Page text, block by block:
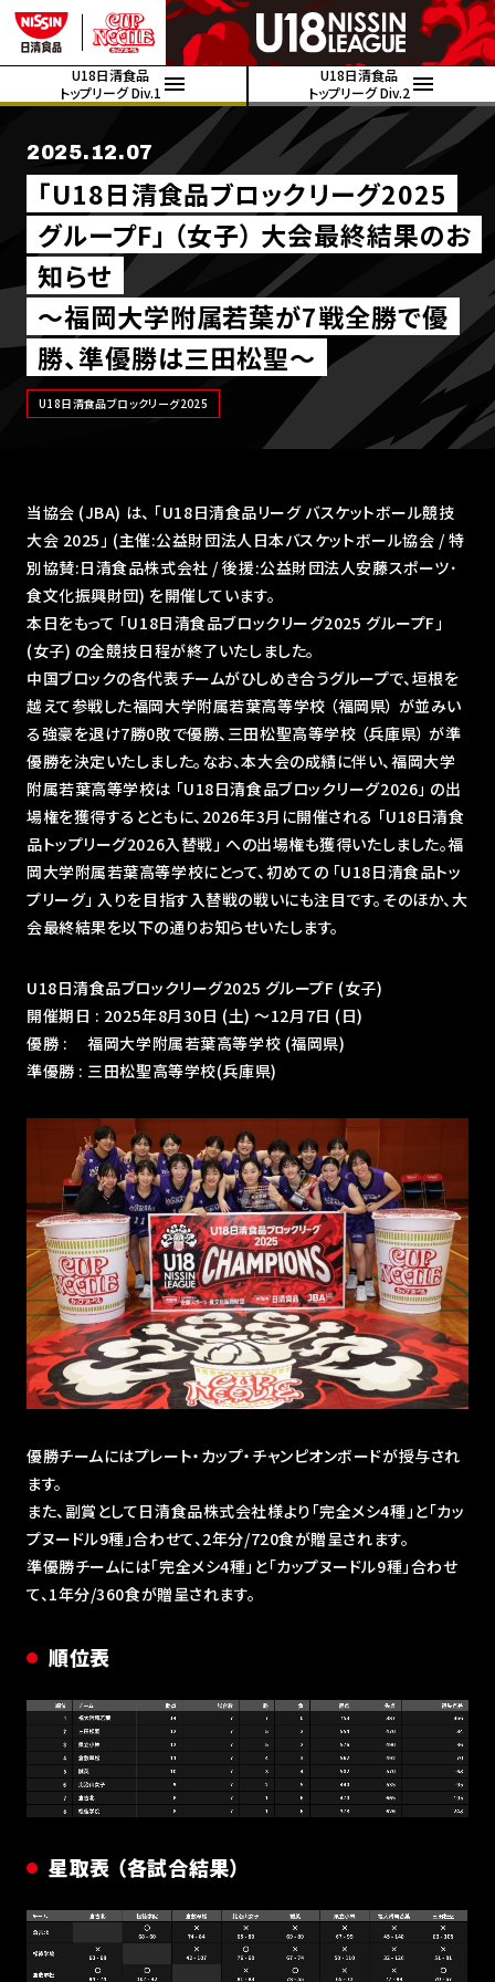
U18日清食品
トップリーグ Div.1
U18日清食品
トップリーグ Div.2
2025.12.07
｢U18日清食品ブロックリーグ2025
グループF｣ （女子） 大会最終結果のお
知らせ
～福岡大学附属若葉が7戦全勝で優
勝、準優勝は三田松聖～
U18日清食品ブロックリーグ2025
当協会 (JBA) は、 ｢U18日清食品リーグ バスケットボール競技
大会 2025｣ (主催:公益財団法人日本バスケットボール協会 / 特
別協賛:日清食品株式会社 / 後援:公益財団法人安藤スポーツ･
食文化振興財団) を開催しています。
本日をもって 「U18日清食品ブロックリーグ2025 グループF」
(女子) の全競技日程が終了いたしました。
中国ブロックの各代表チームがひしめき合うグループで、垣根を
越えて参戦した福岡大学附属若葉高等学校 （福岡県） が並みい
る強豪を退け7勝0敗で優勝、三田松聖高等学校 （兵庫県） が準
優勝を決定いたしました。なお、本大会の成績に伴い、福岡大学
附属若葉高等学校は 「U18日清食品ブロックリーグ2026」 の出
場権を獲得するとともに、2026年3月に開催される 「U18日清食
品トップリーグ2026入替戦」 への出場権も獲得いたしました。福
岡大学附属若葉高等学校にとって、初めての 「U18日清食品トッ
プリーグ」 入りを目指す入替戦の戦いにも注目です。そのほか、大
会最終結果を以下の通りお知らせいたします。
U18日清食品ブロックリーグ2025 グループF (女子)
開催期日 : 2025年8月30日 (土) ～12月7日 (日)
優勝 : 福岡大学附属若葉高等学校 (福岡県)
準優勝 : 三田松聖高等学校(兵庫県)
優勝チームにはプレート・カップ・チャンピオンボードが授与され
ます。
また、副賞として日清食品株式会社様より「完全メシ4種」と「カッ
プヌードル9種」合わせて、2年分/720食が贈呈されます。
準優勝チームには「完全メシ4種」と「カップヌードル9種」合わせ
て、1年分/360食が贈呈されます。
順位表
星取表 （各試合結果）